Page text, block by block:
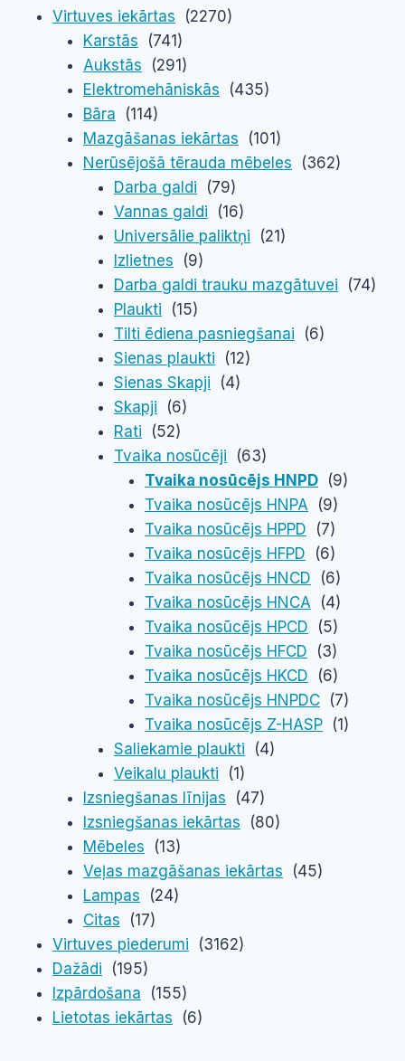
the
Virtuves iekārtas
(2270)
Karstās
(741)
Aukstās
(291)
Elektromehāniskās
(435)
Bāra
(114)
Mazgāšanas iekārtas
(101)
Nerūsējošā tērauda mēbeles
(362)
Darba galdi
(79)
Vannas galdi
(16)
Universālie paliktņi
(21)
Izlietnes
(9)
Darba galdi trauku mazgātuvei
(74)
Plaukti
(15)
Tilti ēdiena pasniegšanai
(6)
Sienas plaukti
(12)
Sienas Skapji
(4)
Skapji
(6)
Rati
(52)
Tvaika nosūcēji
(63)
Tvaika nosūcējs HNPD (9)
Tvaika nosūcējs HNPA
(9)
Tvaika nosūcējs HPPD
(7)
Tvaika nosūcējs HFPD
(6)
Tvaika nosūcējs HNCD
(6)
Tvaika nosūcējs HNCA
(4)
Tvaika nosūcējs HPCD
(5)
Tvaika nosūcējs HFCD
(3)
Tvaika nosūcējs HKCD
(6)
Tvaika nosūcējs HNPDC (7)
Tvaika nosūcējs Z-HASP (1)
Saliekamie plaukti
(4)
Veikalu plaukti
(1)
Izsniegšanas līnijas
(47)
Izsniegšanas iekārtas
(80)
Mēbeles
(13)
Veļas mazgāšanas iekārtas
(45)
Lampas
(24)
Citas
(17)
Virtuves piederumi
(3162)
Dažādi
(195)
Izpārdošana
(155)
Lietotas iekārtas
(6)